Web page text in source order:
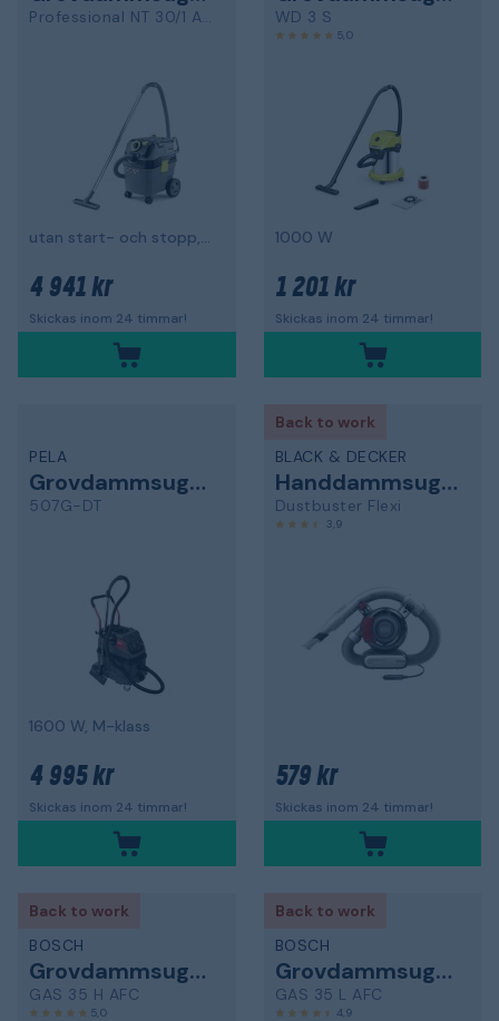
Professional NT 30/1 AP L
utan start- och stopp, 1380 W
4 941 kr
Skickas inom 24 timmar!
WD 3 S
5,0
1000 W
1 201 kr
Skickas inom 24 timmar!
PELA
Grovdammsugare
507G-DT
1600 W, M-klass
4 995 kr
Skickas inom 24 timmar!
Back to work
BLACK & DECKER
Handdammsugare
Dustbuster Flexi
3,9
579 kr
Skickas inom 24 timmar!
Back to work
BOSCH
Grovdammsugare
GAS 35 H AFC
5,0
Back to work
BOSCH
Grovdammsugare
GAS 35 L AFC
4,9